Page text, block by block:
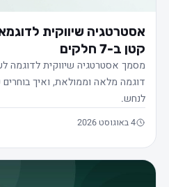
אסטרטגיה שיווקית
קטן ב-7 חלקים
מסמך אסטרטגיה שיווקית לדוגמה
דוגמה מלאה וממולאת, ואיך בוחרים
לנחש.
4 באוגוסט 2026